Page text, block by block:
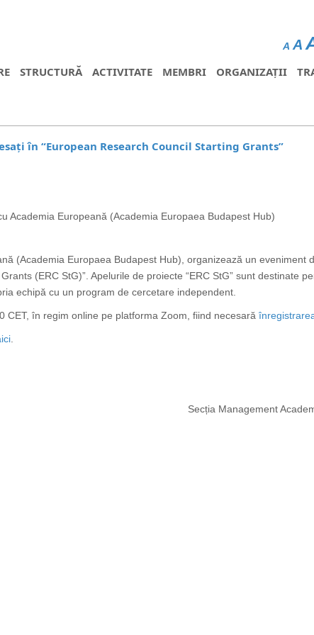
A A
STRUCTURĂ ACTIVITATE MEMBRI ORGANIZAȚII
în “European Research Council Starting Grants”
Academia Europeană (Academia Europaea Budapest Hub)
(Academia Europaea Budapest Hub), organizează un eveniment
(ERC StG)”. Apelurile de proiecte “ERC StG” sunt destinate
echipă cu un program de cercetare independent.
în regim online pe platforma Zoom, fiind necesară
Secția Management